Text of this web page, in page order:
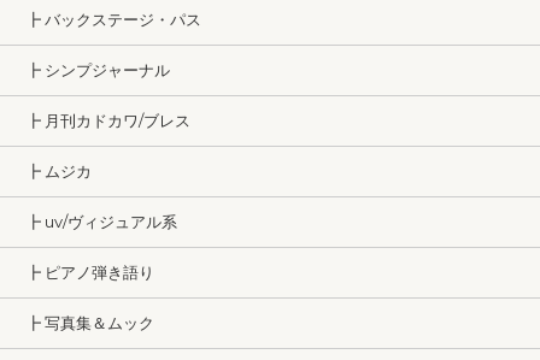
┣ バックステージ・パス
┣ シンプジャーナル
┣ 月刊カドカワ/ブレス
┣ ムジカ
┣ uv/ヴィジュアル系
┣ ピアノ弾き語り
┣ 写真集＆ムック